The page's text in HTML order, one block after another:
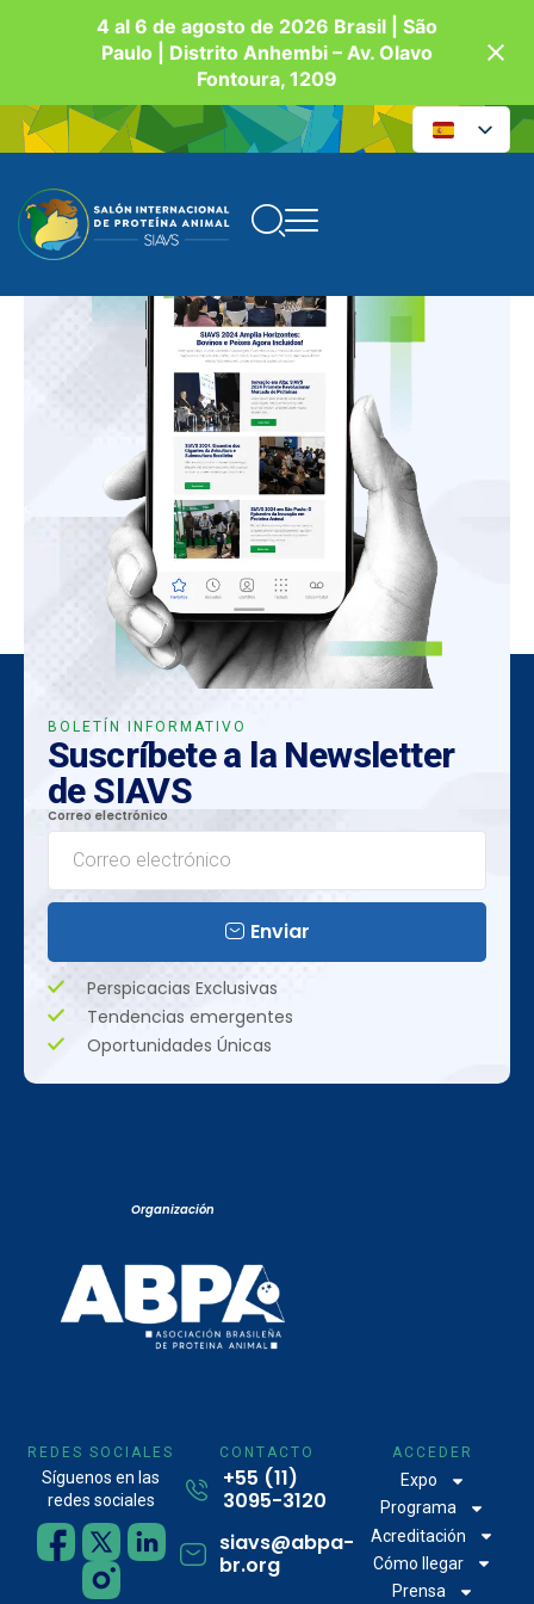
4 al 6 de agosto de 2026 Brasil | São
Paulo | Distrito Anhembi – Av. Olavo
Fontoura, 1209
BOLETÍN INFORMATIVO
Suscríbete a la Newsletter
de SIAVS
Correo electrónico
Enviar
Perspicacias Exclusivas
Tendencias emergentes
Oportunidades Únicas
Organización
REDES SOCIALES
Síguenos en las
redes sociales
CONTACTO
+55 (11)
3095-3120
siavs@abpa-
br.org
ACCEDER
Expo
Programa
Acreditación
Cómo llegar
Prensa